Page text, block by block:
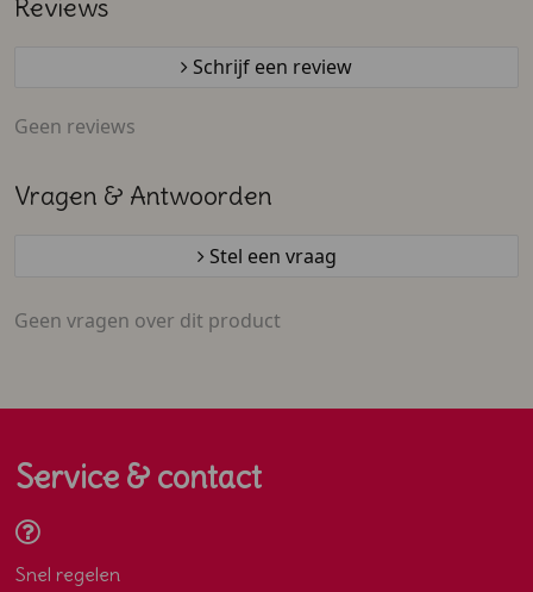
Reviews
Schrijf een review
Geen reviews
Vragen & Antwoorden
Stel een vraag
Geen vragen over dit product
Service & contact
Snel regelen